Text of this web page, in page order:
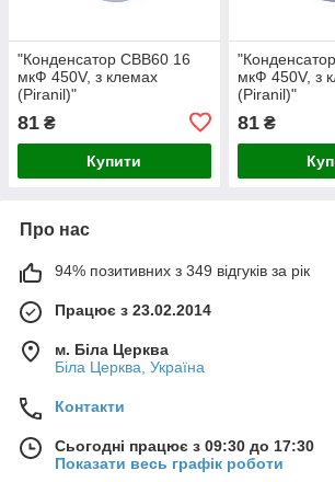
"Конденсатор CBB60 16
мкФ 450V, з клемах
(Piranil)"
81 ₴
Купити
мкФ 450V, з
(Piranil)"
81₴
Про нас
94% позитивних з 349 відгуків за рік
Працює з 23.02.2014
м. Біла Церква
Біла Церква, Україна
Контакти
Сьогодні працює з 09:30 до 17:30
Показати весь графік роботи